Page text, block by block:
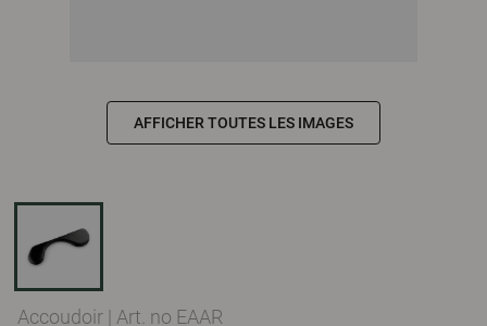
AFFICHER TOUTES LES IMAGES
Accoudoir | Art. no EAAR